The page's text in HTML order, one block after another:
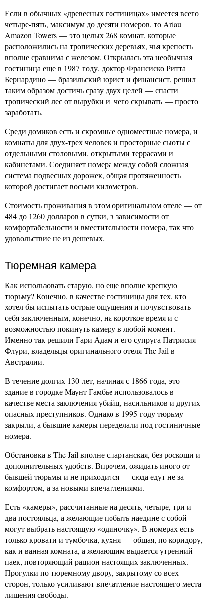
Если в обычных «древесных гостиницах» имеется всего
четыре-пять, максимум до десяти номеров, то Ariau
Amazon Towers — это целых 268 комнат, которые
расположились на тропических деревьях, чья крепость
вполне сравнима с железом. Открылась эта необычная
гостиница еще в 1987 году, доктор Франсиско Ритта
Бернардино — бразильский юрист и финансист, решил
таким образом достичь сразу двух целей — спасти
тропический лес от вырубки и, чего скрывать — просто
заработать.
Среди домиков есть и скромные одноместные номера, и
комнаты для двух-трех человек и просторные сьюты с
отдельными столовыми, открытыми террасами и
кабинетами. Соединяет номера между собой сложная
система подвесных дорожек, общая протяженность
которой достигает восьми километров.
Стоимость проживания в этом оригинальном отеле — от
484 до 1260 долларов в сутки, в зависимости от
комфортабельности и вместительности номера, так что
удовольствие не из дешевых.
Тюремная камера
Как использовать старую, но еще вполне крепкую
тюрьму? Конечно, в качестве гостиницы для тех, кто
хотел бы испытать острые ощущения и почувствовать
себя заключенным, конечно, на короткое время и с
возможностью покинуть камеру в любой момент.
Именно так решили Гари Адам и его супруга Патрисия
Флури, владельцы оригинального отеля The Jail в
Австралии.
В течение долгих 130 лет, начиная с 1866 года, это
здание в городке Маунт Гамбье использовалось в
качестве места заключения убийц, насильников и других
опасных преступников. Однако в 1995 году тюрьму
закрыли, а бывшие камеры переделали под гостиничные
номера.
Обстановка в The Jail вполне спартанская, без роскоши и
дополнительных удобств. Впрочем, ожидать иного от
бывшей тюрьмы и не приходится — сюда едут не за
комфортом, а за новыми впечатлениями.
Есть «камеры», рассчитанные на десять, четыре, три и
два постояльца, а желающие побыть наедине с собой
могут выбрать настоящую «одиночку». В номерах есть
только кровати и тумбочка, кухня — общая, по коридору,
как и ванная комната, а желающим выдается утренний
паек, повторяющий рацион настоящих заключенных.
Прогулки по тюремному двору, закрытому со всех
сторон, только усиливают впечатление настоящего места
лишения свободы.